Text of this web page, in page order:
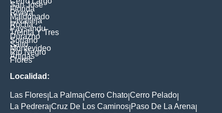
San Jose
Florida
Rivera
Maldonado
Lavalleja
Rocha
Paysandu
Treinta Y Tres
Durazno
Soriano
Salto
Montevideo
Rio Negro
Artigas
Flores
Localidad:
Las Flores La Palma Cerro Chato Cerro Pelado
La Pedrera Cruz De Los Caminos Paso De La Arena